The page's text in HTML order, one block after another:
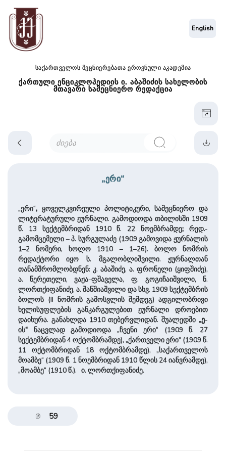
საქართველოს მეცნიერებათა ეროვნული აკადემია
ქართული ენციკლოპედიის ი. აბაშიძის სახელობის
მთავარი სამეცნიერო რედაქცია
English
„ერი“
„ერი“,ყოველკვირეული პოლიტიკური, სამეცნიერო და
ლიტერატურული ჟურნალი. გამოდიოდა თბილისში 1909
წ. 13 სექტემბრიდან 1910 წ. 22 ნოემბრამდე; რედ.-
გამომცემელი – პ. სურგულაძე (1909 გამოვიდა ჟურნალის
1–2 ნომერი, ხოლო 1910 – 1–26). ბოლო ნომრის
რედაქტორი იყო ს. მგალობლიშვილი. ჟურნალთან
თანამშრომლობდნენ: კ. აბაშიძე, ა. ფრონელი (ყიფშიძე),
ა. წერეთელი, ვაჟა-ფშაველა, ფ. გოგიჩაიშვილი, ნ.
ლორთქიფანიძე, ა. შანშიაშვილი და სხვ. 1909 სექტემბრის
ბოლოს (II ნომრის გამოსვლის შემდეგ) ადგილობრივი
ხელისუფლების განკარგულებით ჟურნალი დროებით
დაიხურა. განახლდა 1910 თებერვლიდან. შუალედში „ე-
ის“ნაცვლად გამოდიოდა „ჩვენი ერი“ (1909 წ. 27
სექტემბრიდან 4 ოქტომბრამდე), „ქართველი ერი“ (1909 წ.
11 ოქტომბრიდან 18 ოქტომბრამდე), „საქართველოს
მოამბე“ (1909 წ. 1 ნოემბრიდან 1910 წლის 24 იანვრამდე),
„მოამბე“ (1910 წ.). ი. ლორთქიფანიძე.
59